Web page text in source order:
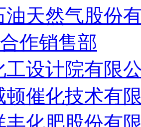
油天然气股份
作销售部
工设计院有限
顿催化技术有
丰化肥股份有